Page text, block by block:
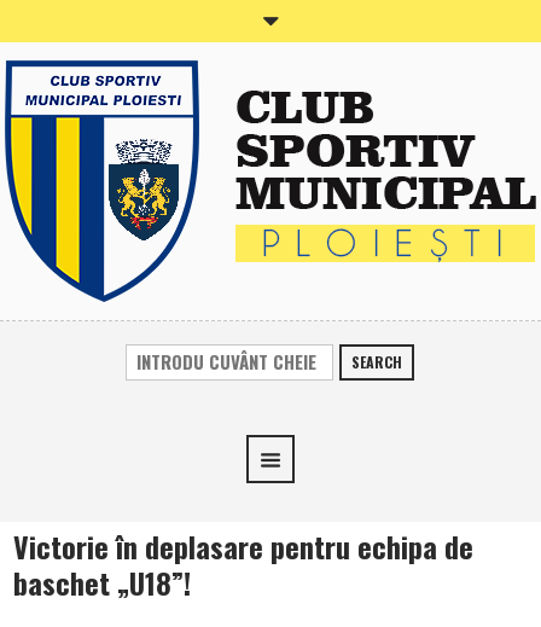
SEARCH
Victorie în deplasare pentru echipa de
baschet „U18”!